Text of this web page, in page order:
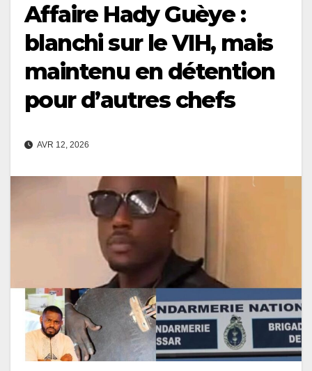
Affaire Hady Guèye :
blanchi sur le VIH, mais
maintenu en détention
pour d’autres chefs
AVR 12, 2026